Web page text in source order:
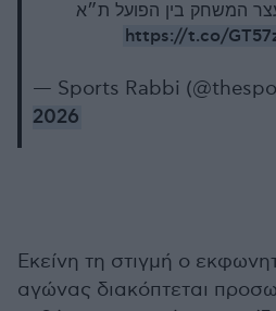
המשחק בין הפועל ת״א
https://t.co/
— Sports Rabbi
2026
Εκείνη τη στιγμή ο
αγώνας διακόπτεται